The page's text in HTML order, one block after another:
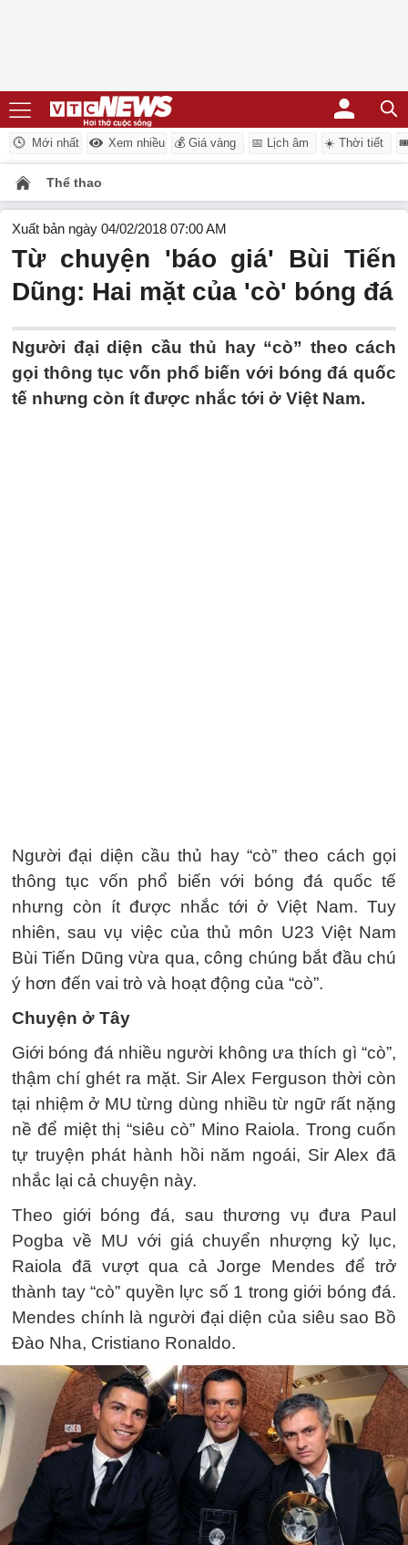
Mới nhất Xem nhiều 💰 Giá vàng 📅 Lịch âm ☀️ Thời tiết
Thể thao
Xuất bản ngày 04/02/2018 07:00 AM
Từ chuyện 'báo giá' Bùi Tiến
Dũng: Hai mặt của 'cò' bóng đá
Người đại diện cầu thủ hay “cò” theo cách
gọi thông tục vốn phổ biến với bóng đá quốc
tế nhưng còn ít được nhắc tới ở Việt Nam.
Người đại diện cầu thủ hay “cò” theo cách gọi
thông tục vốn phổ biến với bóng đá quốc tế
nhưng còn ít được nhắc tới ở Việt Nam. Tuy
nhiên, sau vụ việc của thủ môn U23 Việt Nam
Bùi Tiến Dũng vừa qua, công chúng bắt đầu chú
ý hơn đến vai trò và hoạt động của “cò”.
Chuyện ở Tây
Giới bóng đá nhiều người không ưa thích gì “cò”,
thậm chí ghét ra mặt. Sir Alex Ferguson thời còn
tại nhiệm ở MU từng dùng nhiều từ ngữ rất nặng
nề để miệt thị “siêu cò” Mino Raiola. Trong cuốn
tự truyện phát hành hồi năm ngoái, Sir Alex đã
nhắc lại cả chuyện này.
Theo giới bóng đá, sau thương vụ đưa Paul
Pogba về MU với giá chuyển nhượng kỷ lục,
Raiola đã vượt qua cả Jorge Mendes để trở
thành tay “cò” quyền lực số 1 trong giới bóng đá.
Mendes chính là người đại diện của siêu sao Bồ
Đào Nha, Cristiano Ronaldo.